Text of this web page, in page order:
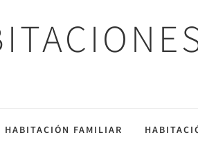
HABITACIÓN FAMILIAR